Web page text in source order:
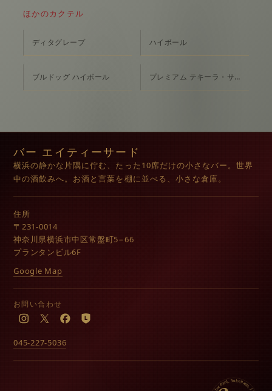
ほかのカクテル
ディタグレープ ハイボール
ブルドッグ ハイボール プレミアム テキーラ・サンライズ
バー エイティーサード
横浜の静かな片隅に佇む、たった10席だけの小さなバー。世界
中の酒飲みへ。お酒と言葉を棚に並べる、小さな倉庫。
住所
〒231-0014
神奈川県横浜市中区常盤町5−66
プランタンビル6F
Google Map
お問い合わせ
Instagram
X Facebook
LINE
045-227-5036